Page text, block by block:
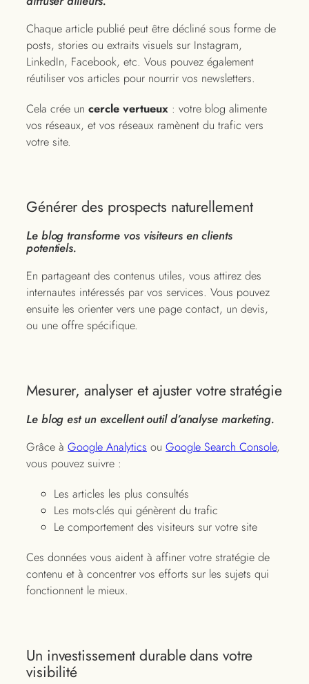
Chaque article publié peut être décliné sous forme de
posts, stories ou extraits visuels sur Instagram,
LinkedIn, Facebook, etc. Vous pouvez également
réutiliser vos articles pour nourrir vos newsletters.
Cela crée un cercle vertueux : votre blog alimente
vos réseaux, et vos réseaux ramènent du trafic vers
votre site.
Générer des prospects naturellement
Le blog transforme vos visiteurs en clients
potentiels.
En partageant des contenus utiles, vous attirez des
internautes intéressés par vos services. Vous pouvez
ensuite les orienter vers une page contact, un devis,
ou une offre spécifique.
Mesurer, analyser et ajuster votre stratégie
Le blog est un excellent outil d’analyse marketing.
Grâce à Google Analytics ou Google Search Console,
vous pouvez suivre :
Les articles les plus consultés
Les mots-clés qui génèrent du trafic
Le comportement des visiteurs sur votre site
Ces données vous aident à affiner votre stratégie de
contenu et à concentrer vos efforts sur les sujets qui
fonctionnent le mieux.
Un investissement durable dans votre
visibilité